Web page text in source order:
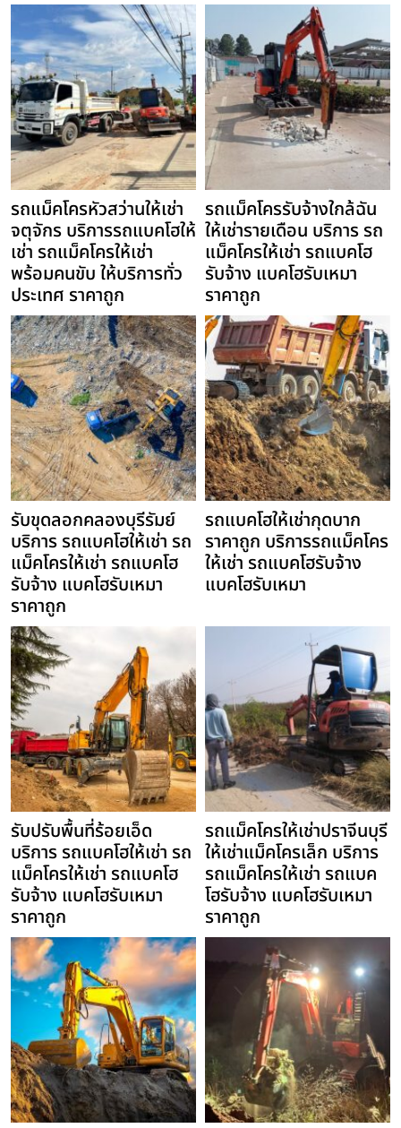
รถแม็คโครหัวสว่านให้เช่า
จตุจักร บริการรถแบคโฮให้
เช่า รถแม็คโครให้เช่า
พร้อมคนขับ ให้บริการทั่ว
ประเทศ ราคาถูก
รถแม็คโครรับจ้างใกล้ฉัน
ให้เช่ารายเดือน บริการ รถ
แม็คโครให้เช่า รถแบคโฮ
รับจ้าง แบคโฮรับเหมา
ราคาถูก
รับขุดลอกคลองบุรีรัมย์
บริการ รถแบคโฮให้เช่า รถ
แม็คโครให้เช่า รถแบคโฮ
รับจ้าง แบคโฮรับเหมา
ราคาถูก
รถแบคโฮให้เช่ากุดบาก
ราคาถูก บริการรถแม็คโคร
ให้เช่า รถแบคโฮรับจ้าง
แบคโฮรับเหมา
รับปรับพื้นที่ร้อยเอ็ด
บริการ รถแบคโฮให้เช่า รถ
แม็คโครให้เช่า รถแบคโฮ
รับจ้าง แบคโฮรับเหมา
ราคาถูก
รถแม็คโครให้เช่าปราจีนบุรี
ให้เช่าแม็คโครเล็ก บริการ
รถแม็คโครให้เช่า รถแบค
โฮรับจ้าง แบคโฮรับเหมา
ราคาถูก